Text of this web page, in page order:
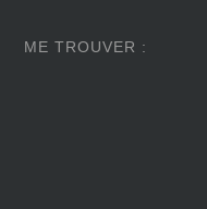
ME TROUVER :